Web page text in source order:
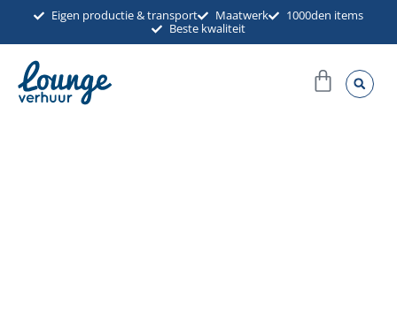
inhoud
Eigen productie & transport Maatwerk
1000den items
Beste kwaliteit